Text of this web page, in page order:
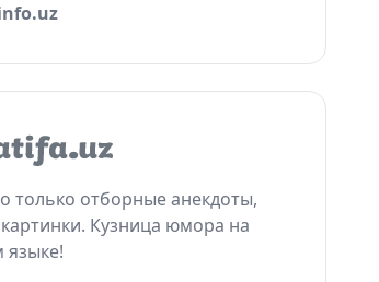
только отборные анекдоты,
Кузница юмора на
языке!